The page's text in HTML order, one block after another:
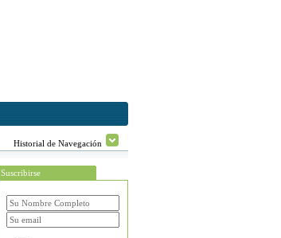
Historial de Navegación
Suscribirse